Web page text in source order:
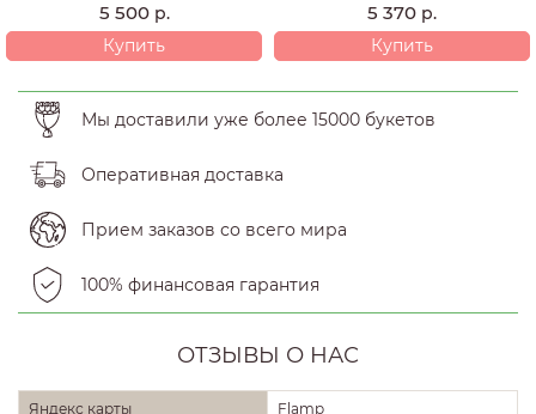
5 500 р.
Купить
5 370 р.
Купить
Мы доставили уже более 15000 букетов
Оперативная доставка
Прием заказов со всего мира
100% финансовая гарантия
ОТЗЫВЫ О НАС
Яндекс карты
Flamp